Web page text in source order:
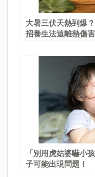
大暑三伏天熱到爆
招養生法遠離熱傷害
「別用虎姑婆嚇小
子可能出現問題！